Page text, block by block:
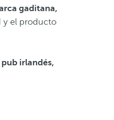
gaditana,
y el producto
irlandés,